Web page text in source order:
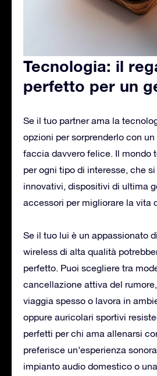
Tecnologia: il
perfetto per un
Se il tuo partner ama la
opzioni per sorprenderlo con
faccia davvero felice. Il mondo
per ogni tipo di interesse, che
innovativi, dispositivi di ultima
accessori per migliorare la vita
Se il tuo lui è un appassionato
wireless di alta qualità
perfetto. Puoi scegliere tra
cancellazione attiva del
viaggia spesso o lavora in
oppure auricolari sportivi
perfetti per chi ama allenarsi
preferisce un’esperienza
impianto audio domestico o